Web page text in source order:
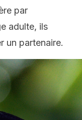
par
adulte, ils
un partenaire.